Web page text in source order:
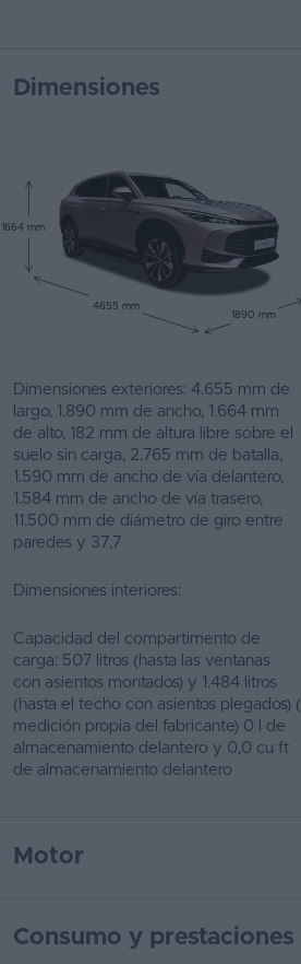
Dimensiones
1664 mm
4655 mm
1890 mm
Dimensiones exteriores: 4.655 mm de
largo, 1.890 mm de ancho, 1.664 mm
de alto, 182 mm de altura libre sobre el
suelo sin carga, 2.765 mm de batalla,
1.590 mm de ancho de vía delantero,
1.584 mm de ancho de vía trasero,
11.500 mm de diámetro de giro entre
paredes y 37,7
Dimensiones interiores:
Capacidad del compartimento de
carga: 507 litros (hasta las ventanas
con asientos montados) y 1.484 litros
(hasta el techo con asientos plegados) (
medición propia del fabricante) 0 l de
almacenamiento delantero y 0,0 cu ft
de almacenamiento delantero
Motor
Consumo y prestaciones